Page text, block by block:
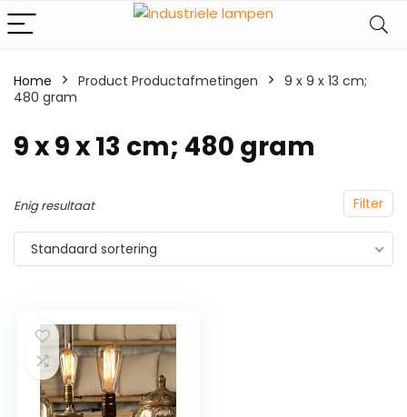
Home Product Productafmetingen
‎9 x 9 x 13 cm;
480 gram
‎9 x 9 x 13 cm; 480 gram
Filter
Enig resultaat
Standaard sortering